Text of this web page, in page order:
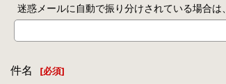
迷惑メールに自動で振り分けされている場合は
件名 [必須]